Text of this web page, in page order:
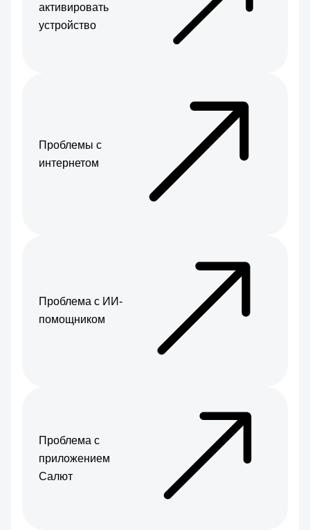
активировать
устройство
Проблемы с
интернетом
Проблема с ИИ-
помощником
Проблема с
приложением
Салют